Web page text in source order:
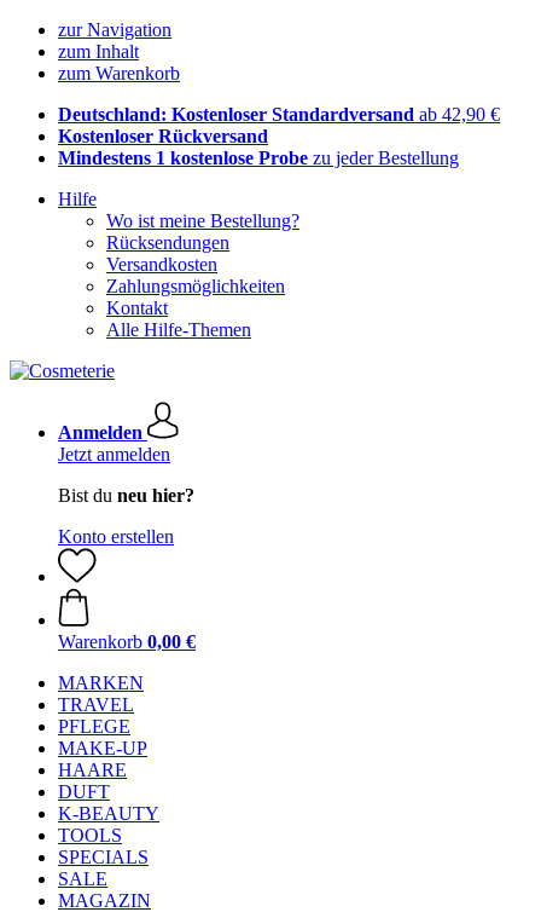
zur Navigation
zum Inhalt
zum Warenkorb
Deutschland: Kostenloser Standardversand ab 42,90 €
Kostenloser Rückversand
Mindestens 1 kostenlose Probe zu jeder Bestellung
Hilfe
Wo ist meine Bestellung?
Rücksendungen
Versandkosten
Zahlungsmöglichkeiten
Kontakt
Alle Hilfe-Themen
Anmelden
Jetzt anmelden
Bist du neu hier?
Konto erstellen
Warenkorb 0,00 €
MARKEN
TRAVEL
PFLEGE
MAKE-UP
HAARE
DUFT
K-BEAUTY
TOOLS
SPECIALS
SALE
MAGAZIN